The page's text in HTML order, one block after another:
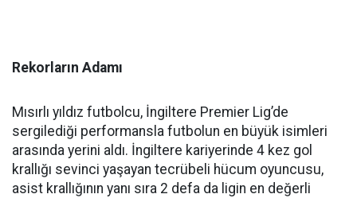
Rekorların Adamı
Mısırlı yıldız futbolcu, İngiltere Premier Lig’de
sergilediği performansla futbolun en büyük isimleri
arasında yerini aldı. İngiltere kariyerinde 4 kez gol
krallığı sevinci yaşayan tecrübeli hücum oyuncusu,
asist krallığının yanı sıra 2 defa da ligin en değerli